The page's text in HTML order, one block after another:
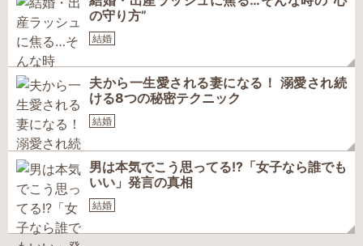
の守り方”
結婚
夫から一生愛される妻になる！ 溺愛され続
ける8つの秘密テクニック
結婚
男は本気でこう思ってる!?「女子なら誰でも
いい」発言の真相
結婚